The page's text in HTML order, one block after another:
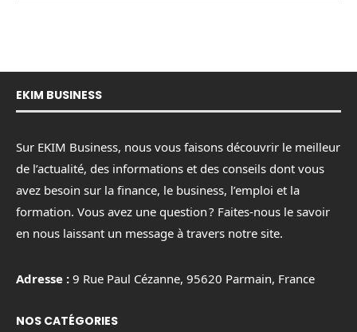
EKIM BUSINESS
Sur EKIM Business, nous vous faisons découvrir le meilleur
de l’actualité, des informations et des conseils dont vous
avez besoin sur la finance, le business, l’emploi et la
formation. Vous avez une question ? Faites-nous le savoir
en nous laissant un message à travers notre site.
Adresse : 9 Rue Paul Cézanne, 95620 Parmain, France
NOS CATÉGORIES